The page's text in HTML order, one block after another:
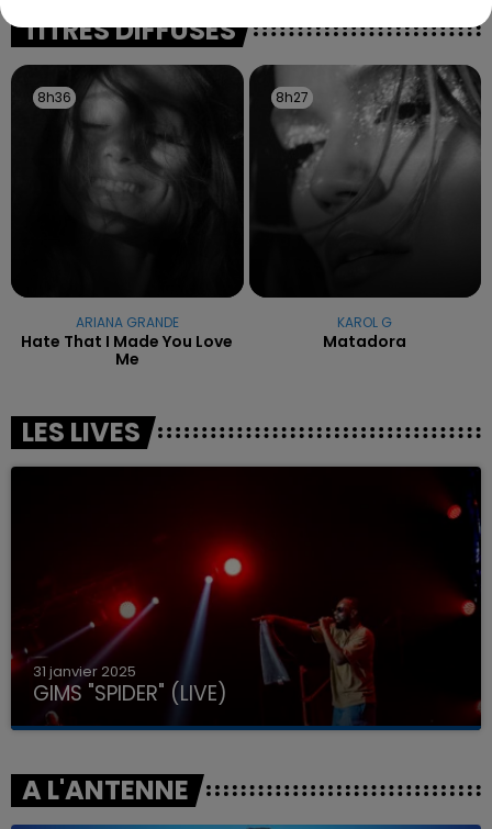
TITRES DIFFUSÉS
8h36
8h36
ARIANA GRANDE
Hate That I Made You Love
Me
8h27
8h27
KAROL G
Matadora
LES LIVES
31 janvier 2025
GIMS "SPIDER" (LIVE)
A L'ANTENNE